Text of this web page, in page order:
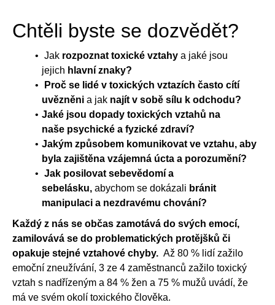
Chtěli byste se dozvědět?
Jak rozpoznat toxické vztahya jaké jsou
jejich hlavní znaky?
Proč se lidé v toxických vztazích často cítí
uvězněni a jak najít v sobě sílu k odchodu?
Jaké jsou dopady toxických vztahů na
naše psychické a fyzické zdraví?
Jakým způsobem komunikovat ve vztahu, aby
byla zajištěna vzájemná úcta a porozumění?
Jak posilovat sebevědomí a
sebelásku, abychom se dokázali bránit
manipulaci a nezdravému chování?
Každý z nás se občas zamotává do svých emocí,
zamilovává se do problematických protějšků či
opakuje stejné vztahové chyby. Až 80 % lidí zažilo
emoční zneužívání, 3 ze 4 zaměstnanců zažilo toxický
vztah s nadřízeným a 84 % žen a 75 % mužů uvádí, že
má ve svém okolí toxického člověka.